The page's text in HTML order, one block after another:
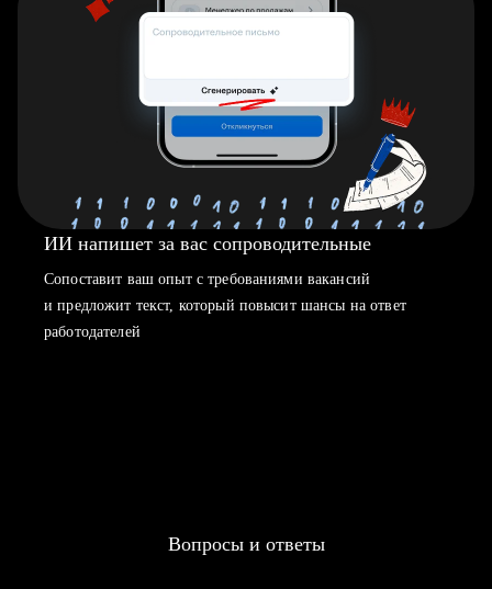
ИИ напишет за вас сопроводительные
Сопоставит ваш опыт с требованиями вакансий
и предложит текст, который повысит шансы на ответ
работодателей
Вопросы и ответы